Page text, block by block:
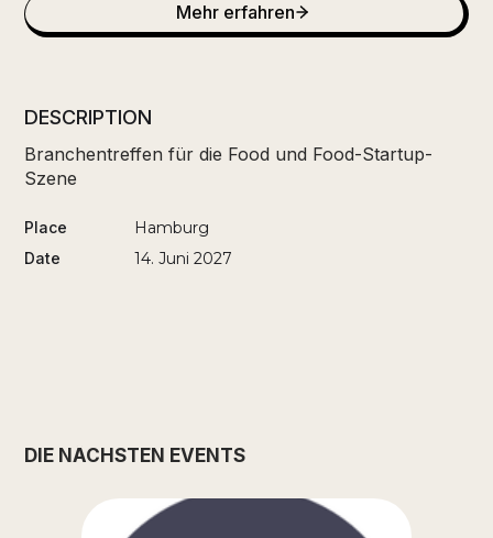
Mehr erfahren
DESCRIPTION
Branchentreffen für die Food und Food-Startup-
Szene
Place Hamburg
Date 14. Juni 2027
DIE NÄCHSTEN EVENTS